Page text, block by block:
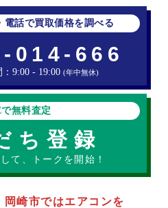
電話で買取価格を調べる
014-666
9:00 - 19:00 (年中無休)
無料査定
ち登録
て、トークを開始！
崎市ではエアコンを